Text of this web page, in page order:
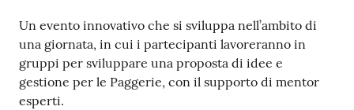
m
e
t
e
o
Contenuto
Un evento innovativo che si sviluppa nell’ambito di
una giornata, in cui i partecipanti lavoreranno in
gruppi per sviluppare una proposta di idee e
gestione per le Paggerie, con il supporto di mentor
esperti.